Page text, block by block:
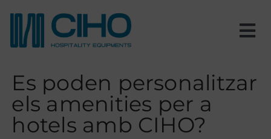
content
Nosaltres
Es poden personalitzar
els amenities per a
hotels amb CIHO?